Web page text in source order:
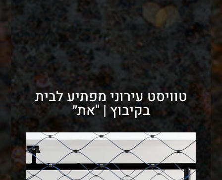
טוויסט עירוני מפתיע לבית
בקיבוץ | "את״